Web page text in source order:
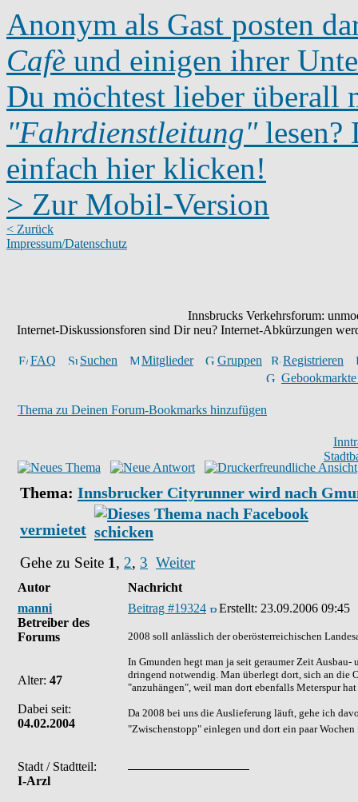
Anonym als Gast posten
Cafè und einigen ihrer
Du möchtest lieber überall
"Fahrdienstleitung"lesen?
einfach hier klicken!
> Zur Mobil-Version
< Zurück
Impressum/Datenschutz
Innsbrucks Verkehrsforum:
Internet-Diskussionsforen sind Dir neu? Internet-Abkürzungen
FAQ Suchen Mitglieder Gruppen
Registrieren
Thema zu Deinen Forum-Bookmarks hinzufügen
Thema: Innsbrucker Cityrunner wird nach
vermietet
Gehe zu Seite 1, 2, 3 Weiter
Autor
Nachricht
manni
Betreiber des
Forums
Alter: 47
Dabei seit:
04.02.2004
Stadt / Stadtteil:
I-Arzl
Beitrag #19324 Erstellt: 23.09.2006 09:45
2008 soll anlässlich der oberösterreichischen
In Gmunden hegt man ja seit geraumer Zeit Ausbau-
dringend notwendig. Man überlegt dort, sich an die
"anzuhängen", weil man dort ebenfalls Meterspur
Da 2008 bei uns die Auslieferung läuft, gehe ich
"Zwischenstopp" einlegen und dort ein paar